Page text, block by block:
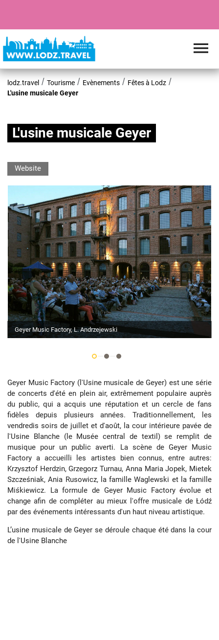
lodz.travel Tourisme Evènements
Fêtes à Lodz
L'usine musicale Geyer
L'usine musicale Geyer
Website
Geyer Music Factory, L. Andrzejewski
Geyer Music Factory (l'Usine musicale de Geyer) est une série
de concerts d'été en plein air, extrêmement populaire auprès
du public, qui a acquis une réputation et un cercle de fans
fidèles depuis plusieurs années. Traditionnellement, les
vendredis soirs de juillet et d'août, la cour intérieure pavée de
l'Usine Blanche (le Musée central de textil) se remplit de
musique pour un public averti. La scène de Geyer Music
Factory a accueilli les artistes bien connus, entre autres:
Krzysztof Herdzin, Grzegorz Turnau, Anna Maria Jopek, Mietek
Szcześniak, Ania Rusowicz, la famille Waglewski et la famille
Miśkiewicz. La formule de Geyer Music Factory évolue et
change afin de compléter au mieux l'offre musicale de Łódź
par des événements intéressants d'un haut niveau artistique.
L’usine musicale de Geyer se déroule chaque été dans la cour
de l'Usine Blanche